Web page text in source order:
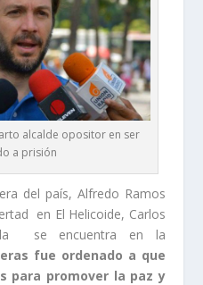
alcalde opositor en ser
a prisión
del país, Alfredo Ramos
en El Helicoide, Carlos
se encuentra en la
fue ordenado a que
para promover la paz y